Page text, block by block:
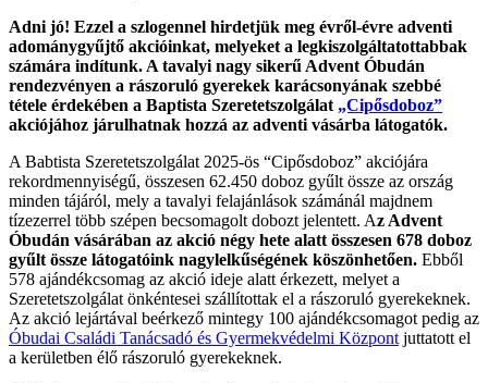
Adni jó! Ezzel a szlogennel hirdetjük meg évről-évre adventi
adománygyűjtő akcióinkat, melyeket a legkiszolgáltatottabbak
számára indítunk. A tavalyi nagy sikerű Advent Óbudán
rendezvényen a rászoruló gyerekek karácsonyának szebbé
tétele érdekében a Baptista Szeretetszolgálat „Cipősdoboz”
akciójához járulhatnak hozzá az adventi vásárba látogatók.
A Babtista Szeretetszolgálat 2025-ös “Cipősdoboz” akciójára
rekordmennyiségű, összesen 62.450 doboz gyűlt össze az ország
minden tájáról, mely a tavalyi felajánlások számánál majdnem
tízezerrel több szépen becsomagolt dobozt jelentett. Az Advent
Óbudán vásárában az akció négy hete alatt összesen 678 doboz
gyűlt össze látogatóink nagylelkűségének köszönhetően. Ebből
578 ajándékcsomag az akció ideje alatt érkezett, melyet a
Szeretetszolgálat önkéntesei szállítottak el a rászoruló gyerekeknek.
Az akció lejártával beérkező mintegy 100 ajándékcsomagot pedig az
Óbudai Családi Tanácsadó és Gyermekvédelmi Központ juttatott el
a kerületben élő rászoruló gyerekeknek.